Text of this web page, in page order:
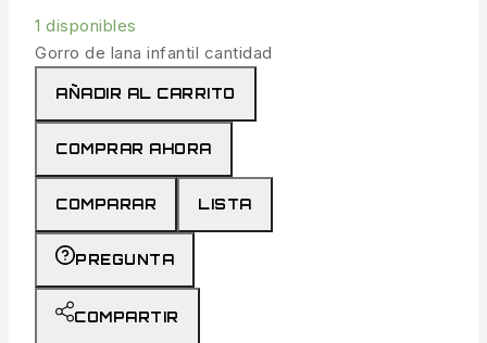
1 disponibles
Gorro de lana infantil cantidad
AÑADIR AL CARRITO
COMPRAR AHORA
COMPARAR LISTA
PREGUNTA
COMPARTIR